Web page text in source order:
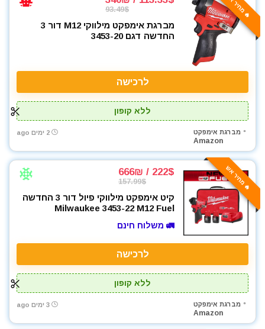
אקדח ניטים
אקדח סיכות ידני
אקדח סיליקון חשמלי
אקדח סיליקון ידני
אקדחי חום
אקדחי סיליקון ונקניקים
ארגז כלים מזווד
ארגזי כלים
בגדי עבודה
בוקסות
בוקסות הינע 1/2"
בוקסות הינע 1/4"
בוקסות הינע 3/4"
בוקסות הינע 3/8"
ביגוד והנעלה לעבודה
ביטים, מקדחים ובוקסות
גנרטורים ותחנות כח
🔥 מחיר אש 93.49$
מברגת אימפקט מילווקי M12 דור 3
החדשה דגם 3453-20
לרכישה
ללא קופון
מברגת אימפקט
Amazon
2 ימים ago
🔥 מחיר אש 222$ / 666₪
157.99$
קיט אימפקט מילווקי פיול דור 3 החדשה
Milwaukee 3453-22 M12 Fuel
🚛 משלוח חינם
לרכישה
ללא קופון
מברגת אימפקט
Amazon
3 ימים ago